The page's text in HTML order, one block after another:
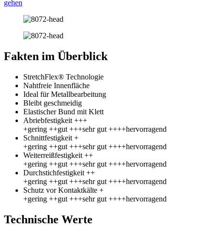
gehen
Fakten im Überblick
StretchFlex® Technologie
Nahtfreie Innenfläche
Ideal für Metallbearbeitung
Bleibt geschmeidig
Elastischer Bund mit Klett
Abriebfestigkeit +++
+gering ++gut +++sehr gut ++++hervorragend
Schnittfestigkeit +
+gering ++gut +++sehr gut ++++hervorragend
Weiterreißfestigkeit ++
+gering ++gut +++sehr gut ++++hervorragend
Durchstichfestigkeit ++
+gering ++gut +++sehr gut ++++hervorragend
Schutz vor Kontaktkälte +
+gering ++gut +++sehr gut ++++hervorragend
Technische Werte